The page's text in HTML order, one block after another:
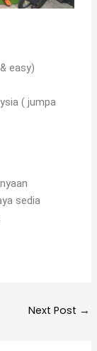
easy)
( jumpa
sedia
Next Post →